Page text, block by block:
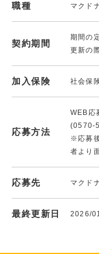
職種 マクド
契約期間
期間の
更新の
加入保険 社会保
応募方法
WEB応
(0570-
※応募
者より
応募先 マクド
最終更新日 2026/